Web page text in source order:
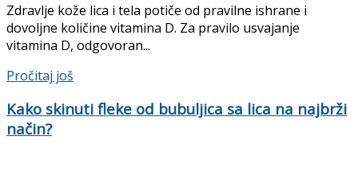
Zdravlje kože lica i tela potiče od pravilne ishrane i
dovoljne količine vitamina D. Za pravilo usvajanje
vitamina D, odgovoran...
Pročitaj još
Kako skinuti fleke od bubuljica sa lica na najbrži
način?